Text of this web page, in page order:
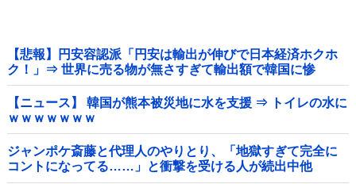
【悲報】円安容認派「円安は輸出が伸びで日本経済ホクホ
ク！」⇒ 世界に売る物が無さすぎて輸出額で韓国に惨
敗・・・
【ニュース】 韓国が熊本被災地に水を支援 ⇒ トイレの水に
ｗｗｗｗｗｗｗ
ジャンポケ斎藤と代理人のやりとり、「地獄すぎて完全に
コントになってる……」と衝撃を受ける人が続出中他